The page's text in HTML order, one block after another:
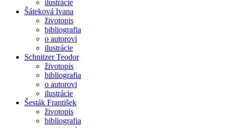
ilustrácie
Šáteková Ivana
životopis
bibliografia
o autorovi
ilustrácie
Schnitzer Teodor
životopis
bibliografia
o autorovi
ilustrácie
Šesták František
životopis
bibliografia